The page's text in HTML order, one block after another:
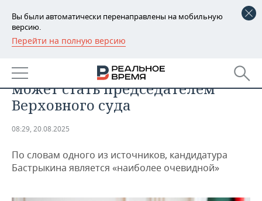
Вы были автоматически перенаправлены на мобильную
версию.
Перейти на полную версию
РЕГИОНЫ
БАШКОРТОСТАН
ТАТАРСТАН
НОВОСТИ
АНАЛИТИКА
ДЕКЛАРАЦИИ О ДОХОДАХ
КОРОЛИ ГОСЗАКАЗА ПФО
НОВОСТИ ЭКОНОМИКИ
ФИНАНСЫ
ПРОМЫШЛЕННОСТЬ
НОВОСТИ
НЕДВИЖИМОСТЬ
Глава Следкома Бастрыкин
может стать председателем
Верховного суда
08:29, 20.08.2025
По словам одного из источников, кандидатура
Бастрыкина является «наиболее очевидной»